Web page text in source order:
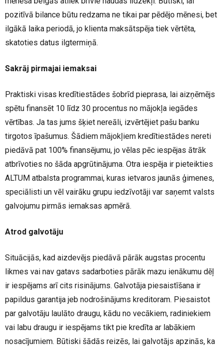
pozitīvā bilance būtu redzama ne tikai par pēdējo mēnesi, bet
ilgākā laika periodā, jo klienta maksātspēja tiek vērtēta,
skatoties datus ilgtermiņā.
Sakrāj pirmajai iemaksai
Praktiski visas kredītiestādes šobrīd pieprasa, lai aizņēmējs
spētu finansēt 10 līdz 30 procentus no mājokļa iegādes
vērtības. Ja tas jums šķiet nereāli, izvērtējiet pašu banku
tirgotos īpašumus. Šādiem mājokļiem kredītiestādes nereti
piedāvā pat 100% finansējumu, jo vēlas pēc iespējas ātrāk
atbrīvoties no šāda apgrūtinājuma. Otra iespēja ir pieteikties
ALTUM atbalsta programmai, kuras ietvaros jaunās ģimenes,
speciālisti un vēl vairāku grupu iedzīvotāji var saņemt valsts
galvojumu pirmās iemaksas apmērā.
Atrod galvotāju
Situācijās, kad aizdevējs piedāvā pārāk augstas procentu
likmes vai nav gatavs sadarboties pārāk mazu ienākumu dēļ
ir iespējams arī cits risinājums. Galvotāja piesaistīšana ir
papildus garantija jeb nodrošinājums kreditoram. Piesaistot
par galvotāju laulāto draugu, kādu no vecākiem, radiniekiem
vai labu draugu ir iespējams tikt pie kredīta ar labākiem
nosacījumiem. Būtiski šādās reizēs, lai galvotājs apzinās, ka